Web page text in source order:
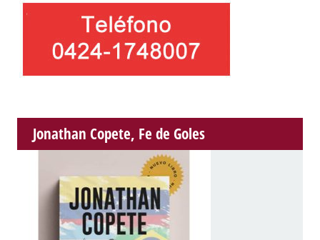
Jonathan Copete, Fe de Goles